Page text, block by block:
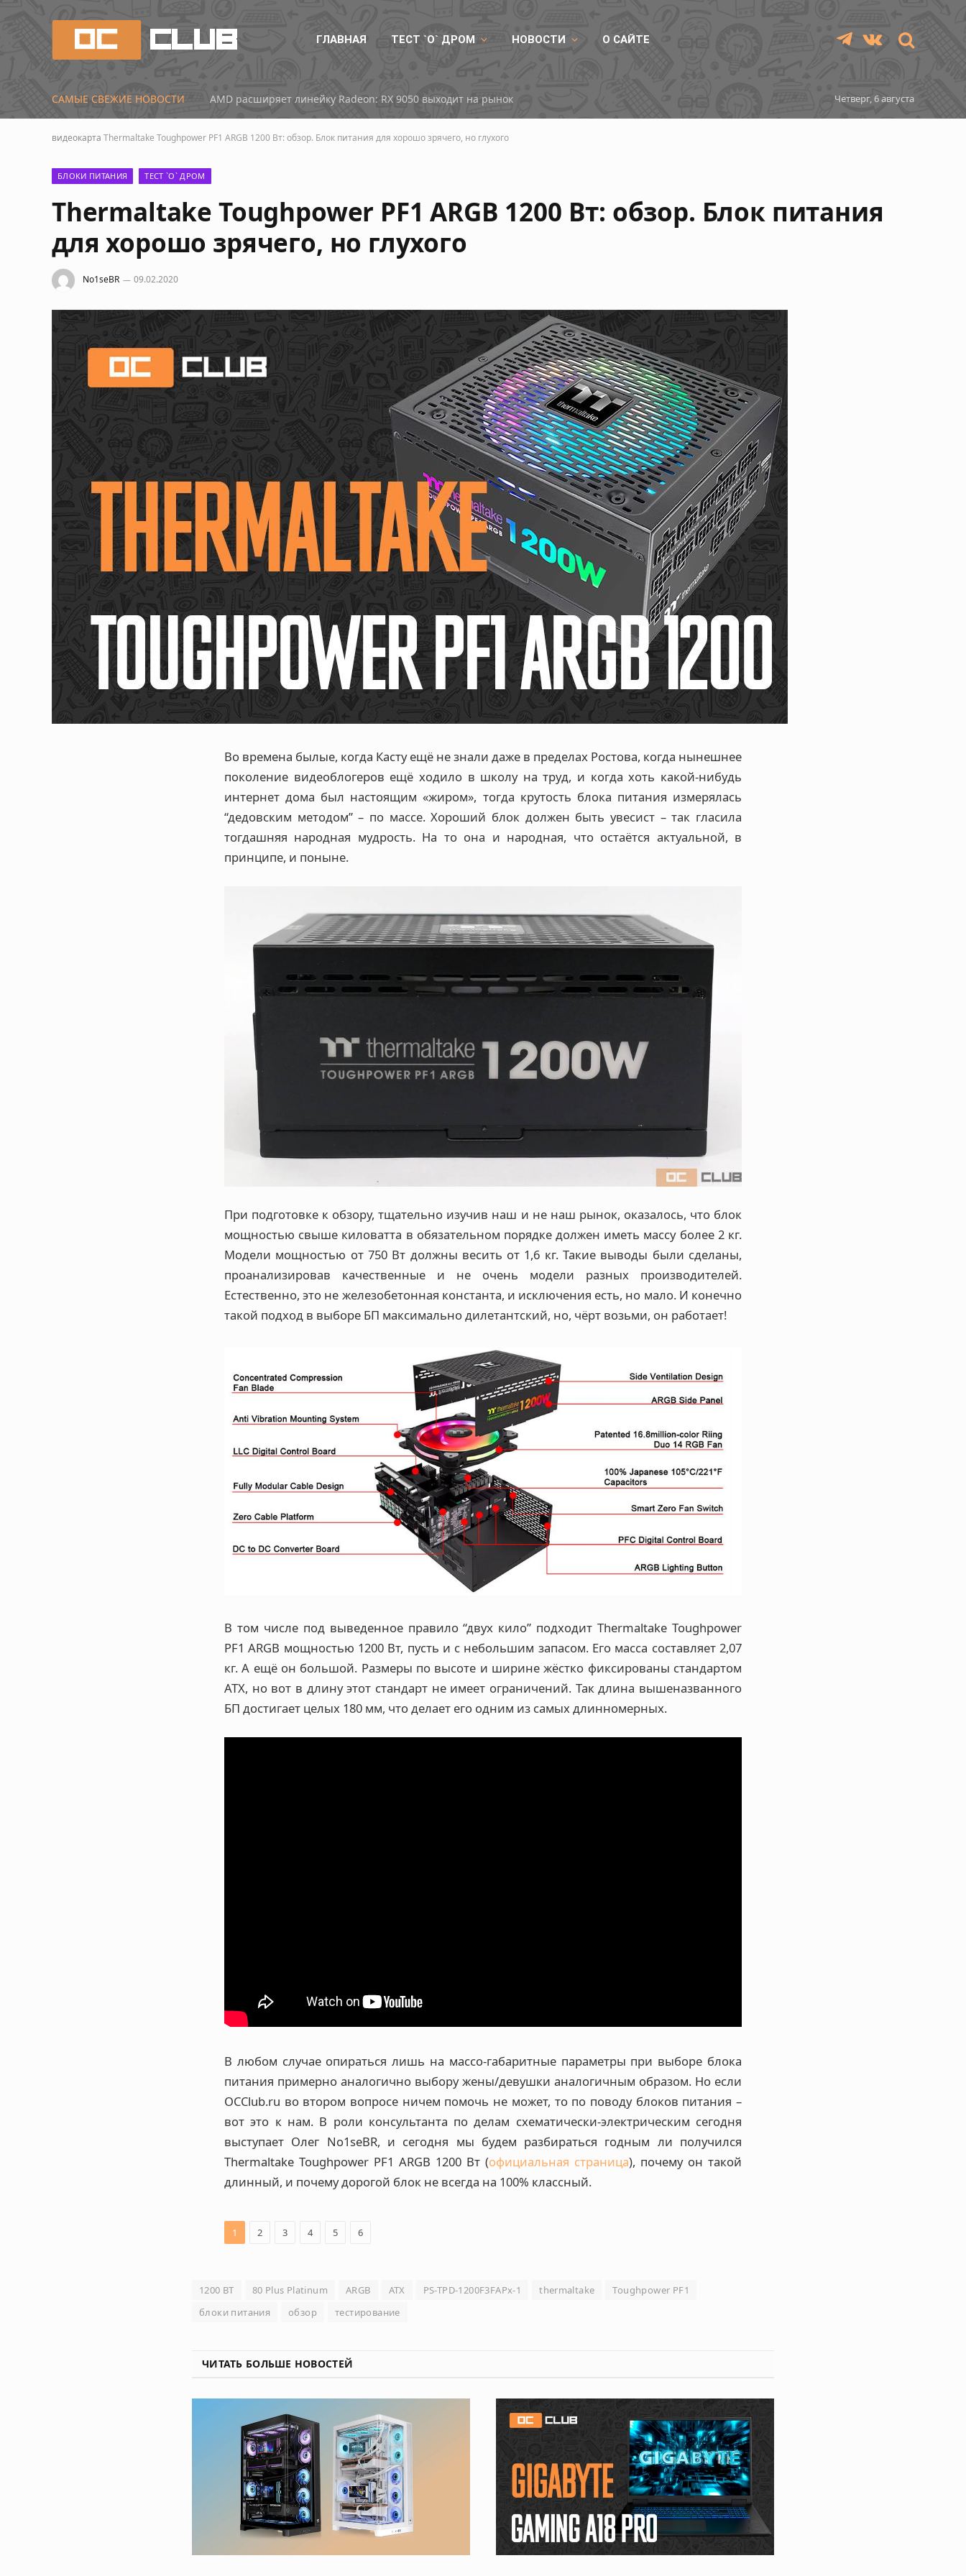
ГЛАВНАЯ ТЕСТ `О` ДРОМ НОВОСТИ О САЙТЕ TelegramVKontakte
САМЫЕ СВЕЖИЕ НОВОСТИ AMD расширяет линейку Radeon: RX 9050 выходит на рынок Четверг, 6 августа
видеокарта Thermaltake Toughpower PF1 ARGB 1200 Вт: обзор. Блок питания для хорошо зрячего, но глухого
БЛОКИ ПИТАНИЯ ТЕСТ `О` ДРОМ
Thermaltake Toughpower PF1 ARGB 1200 Вт: обзор. Блок питания
для хорошо зрячего, но глухого
No1seBR 09.02.2020
Во времена былые, когда Касту ещё не знали даже в пределах Ростова, когда нынешнее
поколение видеоблогеров ещё ходило в школу на труд, и когда хоть какой-нибудь
интернет дома был настоящим «жиром», тогда крутость блока питания измерялась
“дедовским методом” – по массе. Хороший блок должен быть увесист – так гласила
тогдашняя народная мудрость. На то она и народная, что остаётся актуальной, в
принципе, и поныне.
При подготовке к обзору, тщательно изучив наш и не наш рынок, оказалось, что блок
мощностью свыше киловатта в обязательном порядке должен иметь массу более 2 кг.
Модели мощностью от 750 Вт должны весить от 1,6 кг. Такие выводы были сделаны,
проанализировав качественные и не очень модели разных производителей.
Естественно, это не железобетонная константа, и исключения есть, но мало. И конечно
такой подход в выборе БП максимально дилетантский, но, чёрт возьми, он работает!
В том числе под выведенное правило “двух кило” подходит Thermaltake Toughpower
PF1 ARGB мощностью 1200 Вт, пусть и с небольшим запасом. Его масса составляет 2,07
кг. А ещё он большой. Размеры по высоте и ширине жёстко фиксированы стандартом
ATX, но вот в длину этот стандарт не имеет ограничений. Так длина вышеназванного
БП достигает целых 180 мм, что делает его одним из самых длинномерных.
В любом случае опираться лишь на массо-габаритные параметры при выборе блока
питания примерно аналогично выбору жены/девушки аналогичным образом. Но если
OCClub.ru во втором вопросе ничем помочь не может, то по поводу блоков питания –
вот это к нам. В роли консультанта по делам схематически-электрическим сегодня
выступает Олег No1seBR, и сегодня мы будем разбираться годным ли получился
Thermaltake Toughpower PF1 ARGB 1200 Вт (официальная страница), почему он такой
длинный, и почему дорогой блок не всегда на 100% классный.
1 2 3 4 5 6
1200 ВТ 80 Plus Platinum ARGB ATX PS-TPD-1200F3FAPx-1 thermaltake
Toughpower PF1
блоки питания
обзор тестирование
ЧИТАТЬ БОЛЬШЕ НОВОСТЕЙ